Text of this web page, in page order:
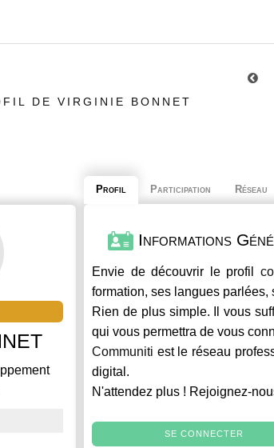
DE VIRGINIE BONNET
Profil Participation Réseau
Informations
Envie de découvrir le profil
formation, ses langues
Rien de plus simple. Il vous
qui vous permettra de vous
Communiti est le réseau
digital.
N'attendez plus ! Rejoignez-
SE CONNECTER